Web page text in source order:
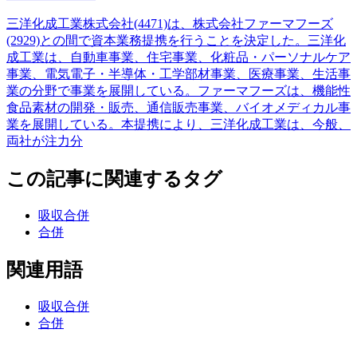
三洋化成工業株式会社(4471)は、株式会社ファーマフーズ
(2929)との間で資本業務提携を行うことを決定した。三洋化
成工業は、自動車事業、住宅事業、化粧品・パーソナルケア
事業、電気電子・半導体・工学部材事業、医療事業、生活事
業の分野で事業を展開している。ファーマフーズは、機能性
食品素材の開発・販売、通信販売事業、バイオメディカル事
業を展開している。本提携により、三洋化成工業は、今般、
両社が注力分
この記事に関連するタグ
吸収合併
合併
関連用語
吸収合併
合併